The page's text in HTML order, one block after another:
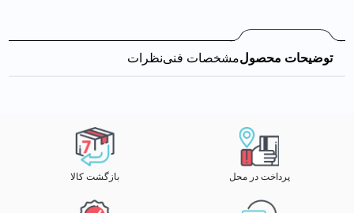
توضیحات محصولمشخصات فنینظرات
پرداخت در محل بازگشت کالا